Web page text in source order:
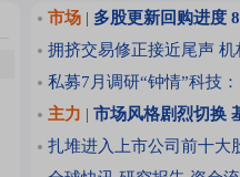
市场 | 多股更新回购进度
拥挤交易修正接近尾声
私募7月调研“钟情”科技
主力 | 市场风格剧烈切换
扎堆进入上市公司前十大